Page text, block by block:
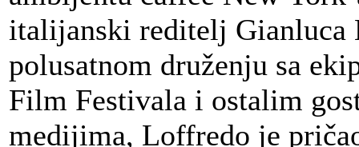
italijanski reditelj Gianluca
polusatnom druženju sa
Film Festivala i ostalim
medijima, Loffredo je